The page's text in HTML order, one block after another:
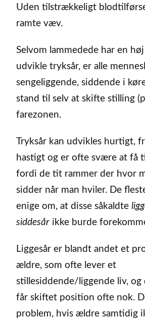
Uden tilstrækkeligt
ramte væv.
Selvom lammedede har en
udvikle tryksår, er alle
sengeliggende, siddende i
stand til selv at skifte stilling
farezonen.
Tryksår kan udvikles hurtigt,
hastigt og er ofte svære at få
fordi de tit rammer der hvor
sidder når man hviler. De
enige om, at disse såkaldte
siddesår ikke burde
Liggesår er blandt andet et
ældre, som ofte lever et
stillesiddende/liggende liv,
får skiftet position ofte nok.
problem, hvis ældre samtidig